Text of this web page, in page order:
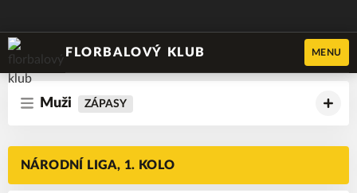
FLORBALOVÝ KLUB MENU
Muži ZÁPASY
NÁRODNÍ LIGA, 1. KOLO